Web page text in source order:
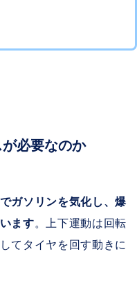
必要なのか
ガソリンを気化し、爆
ます。上下運動は回転
てタイヤを回す動きに